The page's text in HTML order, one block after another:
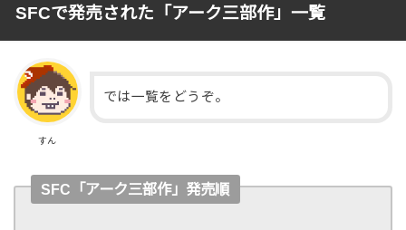
SFCで発売された「アーク三部作」一覧
すん
では一覧をどうぞ。
SFC「アーク三部作」発売順